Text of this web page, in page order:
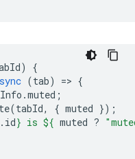
)
{
(tab) => {
.muted ;
(tabId, { muted });
. id} is ${ muted ?